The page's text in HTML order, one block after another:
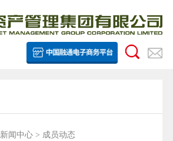
新闻中心> 成员动态